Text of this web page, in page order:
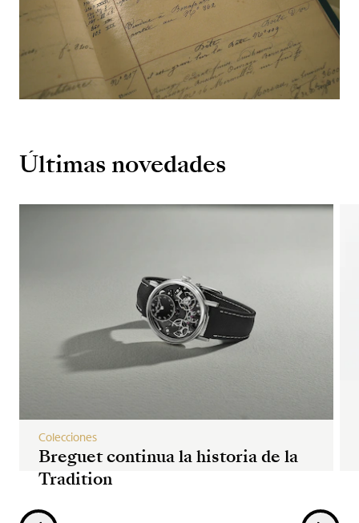
Últimas novedades
Breguet continua la historia de la
Tradition
Colecciones